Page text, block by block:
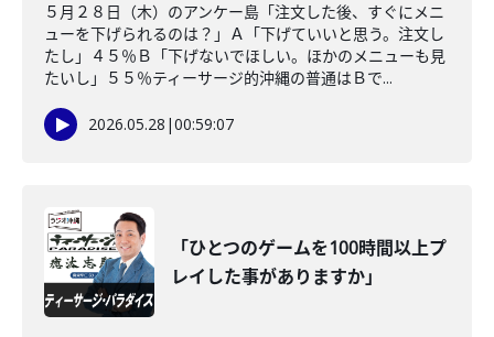
５月２８日（木）のアンケー島「注文した後、すぐにメニ
ューを下げられるのは？」Ａ「下げていいと思う。注文し
たし」４５％Ｂ「下げないでほしい。ほかのメニューも見
たいし」５５％ティーサージ的沖縄の普通はＢで...
2026.05.28 |00:59:07
「ひとつのゲームを100時間以上プ
レイした事がありますか」